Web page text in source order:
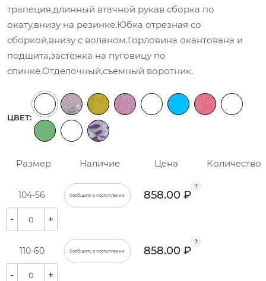
трапеция,длинный втачной рукав сборка по
окату,внизу на резинке.Юбка отрезная со
сборкой,внизу с воланом.Горловина окантована и
подшита,застежка на пуговицу по
спинке.Отделочный,съемный воротник.
ЦВЕТ:
Размер Наличие Цена Количество
104-56 Сообщить о поступлении 858.00 ₽
- +
110-60 Сообщить о поступлении 858.00 ₽
- +